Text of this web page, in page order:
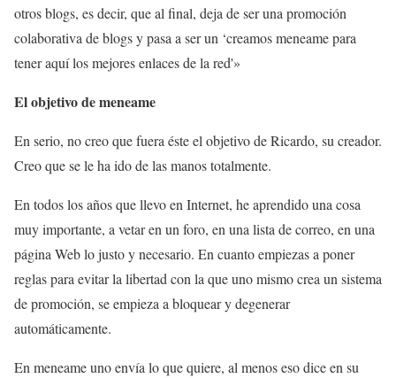
otros blogs, es decir, que al final, deja de ser una promoción
colaborativa de blogs y pasa a ser un ‘creamos meneame para
tener aquí los mejores enlaces de la red'»
El objetivo de meneame
En serio, no creo que fuera éste el objetivo de Ricardo, su creador.
Creo que se le ha ido de las manos totalmente.
En todos los años que llevo en Internet, he aprendido una cosa
muy importante, a vetar en un foro, en una lista de correo, en una
página Web lo justo y necesario. En cuanto empiezas a poner
reglas para evitar la libertad con la que uno mismo crea un sistema
de promoción, se empieza a bloquear y degenerar
automáticamente.
En meneame uno envía lo que quiere, al menos eso dice en su